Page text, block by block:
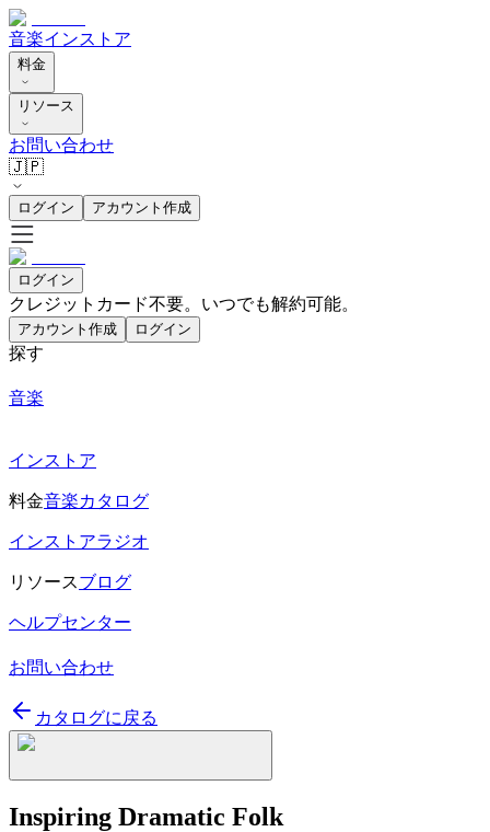
音楽インストア
料金
リソース
お問い合わせ
🇯🇵
ログイン アカウント作成
ログイン
クレジットカード不要。いつでも解約可能。
アカウント作成 ログイン
探す
音楽
インストア
料金音楽カタログ
インストアラジオ
リソースブログ
ヘルプセンター
お問い合わせ
カタログに戻る
Inspiring Dramatic Folk